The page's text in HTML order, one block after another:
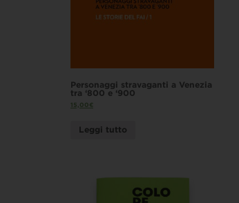
Personaggi stravaganti a Venezia
tra ‘800 e ‘900
15,00€
Leggi tutto